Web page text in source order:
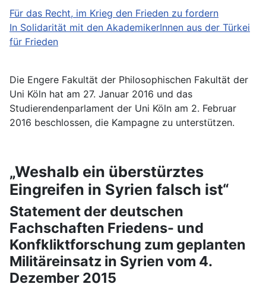
Für das Recht, im Krieg den Frieden zu fordern
In Solidarität mit den AkademikerInnen aus der Türkei
für Frieden
Die Engere Fakultät der Philosophischen Fakultät der
Uni Köln hat am 27. Januar 2016 und das
Studierendenparlament der Uni Köln am 2. Februar
2016 beschlossen, die Kampagne zu unterstützen.
„Weshalb ein überstürztes
Eingreifen in Syrien falsch ist“
Statement der deutschen
Fachschaften Friedens- und
Konfkliktforschung zum geplanten
Militäreinsatz in Syrien vom 4.
Dezember 2015